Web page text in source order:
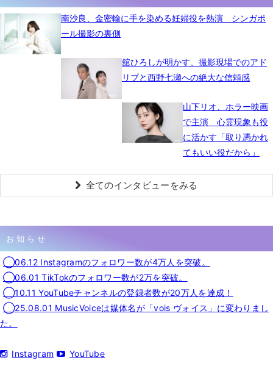
南沙良、金密輸に手を染める妊婦役を熱演 シンガポ
ール撮影の裏側
舘ひろしが明かす、撮影現場でのアド
リブと西野七瀬への絶大な信頼感
山下リオ、ホラー映画
で主演 心霊現象も役
に活かす「取り憑かれ
てもいい役だから」
全てのインタビューをみる
お知らせ
◯06.12 Instagramのフォロワー数が4万人を突破。
◯06.01 TikTokのフォロワー数が2万を突破。
◯10.11 YouTubeチャンネルの登録者数が20万人を達成！
◯25.08.01 MusicVoiceは媒体名が「vois ヴォイス」に変わりまし
た。
Instagram YouTube